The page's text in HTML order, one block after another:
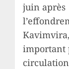
juin après
important